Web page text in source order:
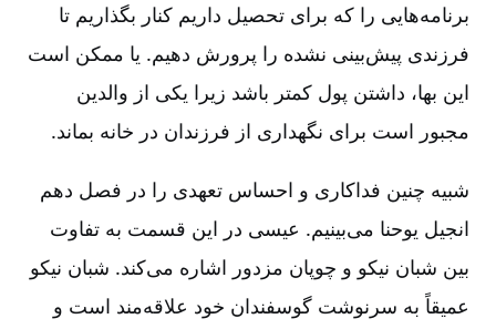
برنامه‌هایی را که برای تحصیل داریم کنار بگذاریم تا
فرزندی پیش‌بینی نشده را پرورش دهیم. یا ممکن است
این بها، داشتن پول کمتر باشد زیرا یکی از والدین
مجبور است برای نگهداری از فرزندان در خانه بماند.
شبیه چنین فداکاری و احساس تعهدی را در فصل دهم
انجیل یوحنا می‌بینیم. عیسی در این قسمت به تفاوت
بین شبان نیکو و چوپان مزدور اشاره می‌کند. شبان نیکو
عمیقاً به سرنوشت گوسفندان خود علاقه‌مند است و